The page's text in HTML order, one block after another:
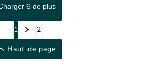
6 de plus
1
2
Haut de page